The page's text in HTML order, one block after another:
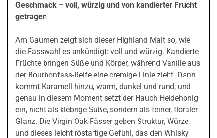
Geschmack – voll, würzig und von kandierter Frucht
getragen
Am Gaumen zeigt sich dieser Highland Malt so, wie
die Fasswahl es ankündigt: voll und würzig. Kandierte
Früchte bringen Süße und Körper, während Vanille aus
der Bourbonfass-Reife eine cremige Linie zieht. Dann
kommt Karamell hinzu, warm, dunkel und rund, und
genau in diesem Moment setzt der Hauch Heidehonig
ein, nicht als klebrige Süße, sondern als feiner, floraler
Glanz. Die Virgin Oak Fässer geben Struktur, Würze
und dieses leicht röstartige Gefühl, das den Whisky